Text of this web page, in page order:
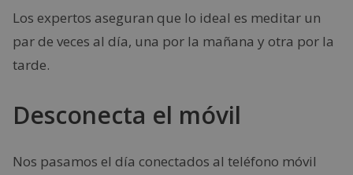
Los expertos aseguran que lo ideal es meditar un
par de veces al día, una por la mañana y otra por la
tarde.
Desconecta el móvil
Nos pasamos el día conectados al teléfono móvil